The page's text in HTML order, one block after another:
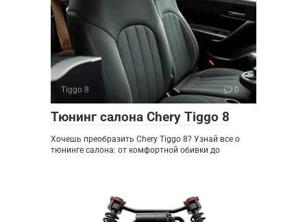
Tiggo 8 0
Тюнинг салона Chery Tiggo 8
Хочешь преобразить Chery Tiggo 8? Узнай все о
тюнинге салона: от комфортной обивки до